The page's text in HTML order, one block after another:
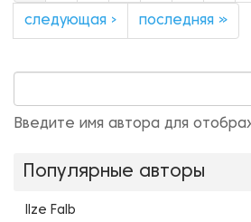
следующая › последняя »
Введите имя автора для
Популярные авторы
Ilze Falb